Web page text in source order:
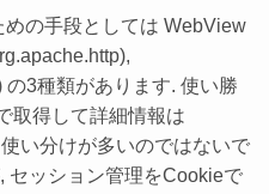
の手段としては WebView
3種類があります. 使い勝
取得して詳細情報は
い分けが多いのではないで
セッション管理をCookieで